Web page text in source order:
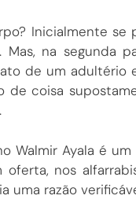
Inicialmente
Mas, na segunda
de um adultério
de coisa
Walmir Ayala é
nos
uma razão